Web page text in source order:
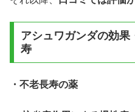
アシュワガンダの効果
寿
・不老長寿の薬